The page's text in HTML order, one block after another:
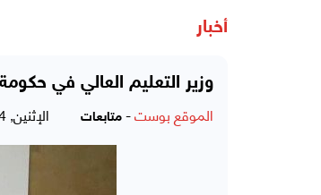
أخبار
وزير التعليم العالي في
الموقع بوست- متابعات الإثنين, 04 سبتمبر, 2017 - 01:06 مساءً